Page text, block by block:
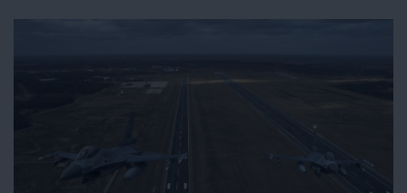
Afeganistão. No processo, confiado à juíza Vanessa
Baraitser, foram rejeitados todos os requerimentos da